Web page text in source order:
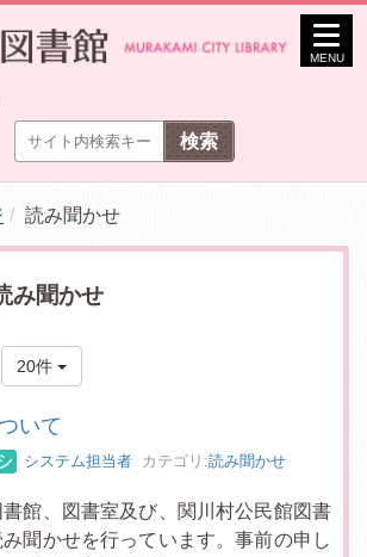
MENU
読み聞かせ
み聞かせ
20件
いて
システム担当者 カテゴリ:読み聞かせ
館、図書室及び、関川村公民館図書
聞かせを行っています。事前の申し